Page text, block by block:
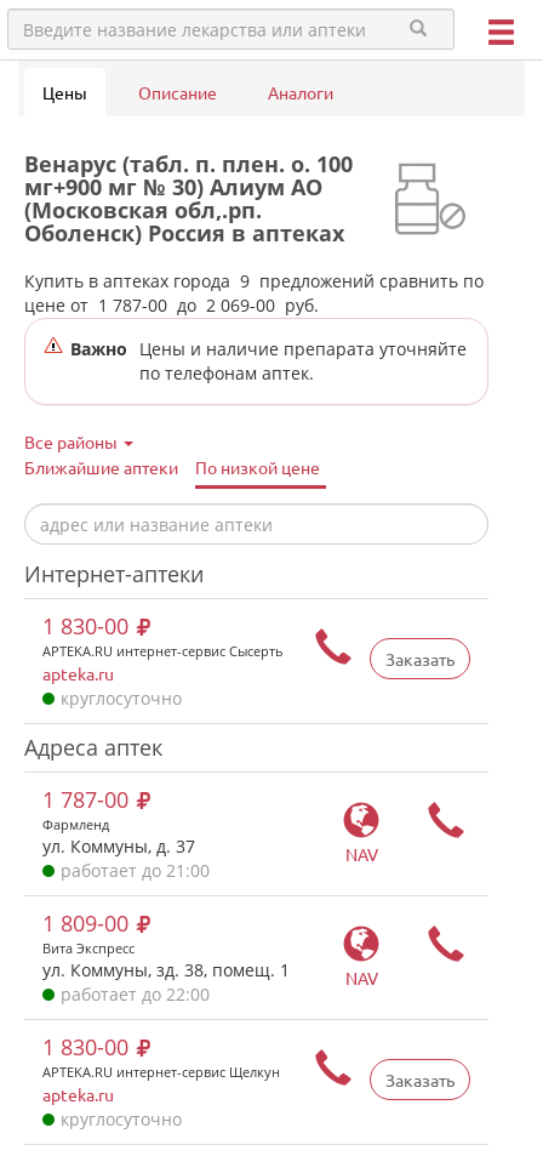
Цены Описание Аналоги
Венарус (табл. п. плен. о. 100
мг+900 мг № 30) Алиум АО
(Московская обл,.рп.
Оболенск) Россия в аптеках
Купить в аптеках города 9 предложений сравнить по
цене от 1 787-00 до 2 069-00 руб.
Важно
Цены и наличие препарата уточняйте
по телефонам аптек.
Все районы
Ближайшие аптеки
По низкой цене
Интернет-аптеки
Заказать
1 830-00
APTEKA.RU интернет-сервис Сысерть
apteka.ru
круглосуточно
Адреса аптек
NAV
1 787-00
Фармленд
ул. Коммуны, д. 37
работает до 21:00
NAV
1 809-00
Вита Экспресс
ул. Коммуны, зд. 38, помещ. 1
работает до 22:00
Заказать
1 830-00
APTEKA.RU интернет-сервис Щелкун
apteka.ru
круглосуточно